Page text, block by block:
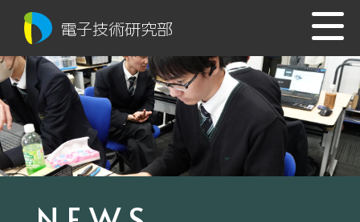
電子技術研究部